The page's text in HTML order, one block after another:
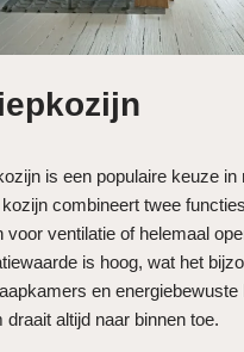
is een populaire keuze in
combineert twee
voor ventilatie of helemaal
is hoog, wat het
en energiebewuste
draait altijd naar binnen toe.